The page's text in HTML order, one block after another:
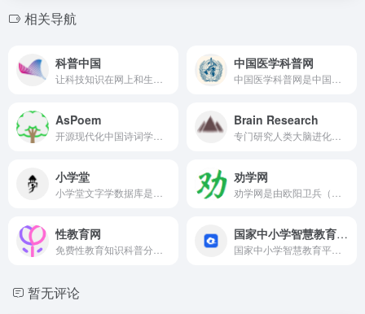
相关导航
科普中国 中国医学科普网
AsPoem Brain Research
小学堂 劝学网
性教育网 国家中小学智慧教育平台
暂无评论